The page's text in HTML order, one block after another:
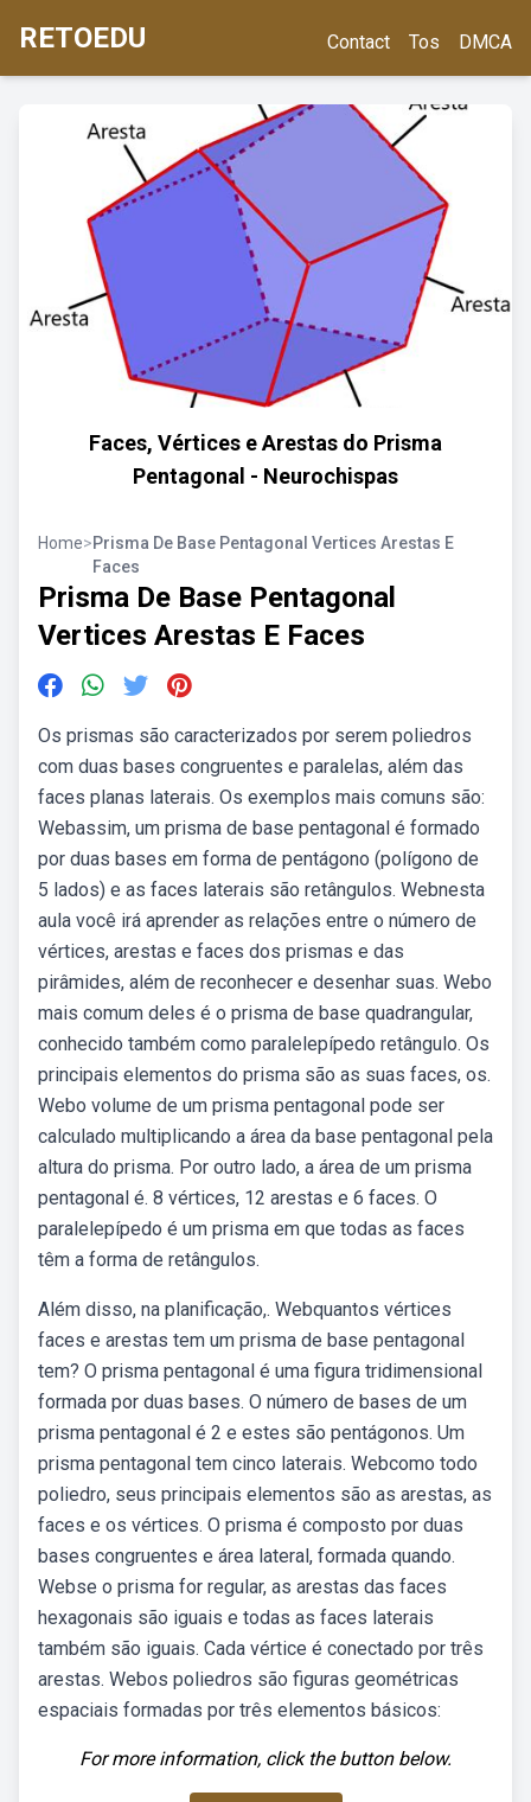
RETOEDU Contact Tos DMCA
Faces, Vértices e Arestas do Prisma
Pentagonal - Neurochispas
Home>Prisma De Base Pentagonal Vertices Arestas E
Faces
Prisma De Base Pentagonal
Vertices Arestas E Faces
Os prismas são caracterizados por serem poliedros
com duas bases congruentes e paralelas, além das
faces planas laterais. Os exemplos mais comuns são:
Webassim, um prisma de base pentagonal é formado
por duas bases em forma de pentágono (polígono de
5 lados) e as faces laterais são retângulos. Webnesta
aula você irá aprender as relações entre o número de
vértices, arestas e faces dos prismas e das
pirâmides, além de reconhecer e desenhar suas. Webo
mais comum deles é o prisma de base quadrangular,
conhecido também como paralelepípedo retângulo. Os
principais elementos do prisma são as suas faces, os.
Webo volume de um prisma pentagonal pode ser
calculado multiplicando a área da base pentagonal pela
altura do prisma. Por outro lado, a área de um prisma
pentagonal é. 8 vértices, 12 arestas e 6 faces. O
paralelepípedo é um prisma em que todas as faces
têm a forma de retângulos.
Além disso, na planificação,. Webquantos vértices
faces e arestas tem um prisma de base pentagonal
tem? O prisma pentagonal é uma figura tridimensional
formada por duas bases. O número de bases de um
prisma pentagonal é 2 e estes são pentágonos. Um
prisma pentagonal tem cinco laterais. Webcomo todo
poliedro, seus principais elementos são as arestas, as
faces e os vértices. O prisma é composto por duas
bases congruentes e área lateral, formada quando.
Webse o prisma for regular, as arestas das faces
hexagonais são iguais e todas as faces laterais
também são iguais. Cada vértice é conectado por três
arestas. Webos poliedros são figuras geométricas
espaciais formadas por três elementos básicos:
For more information, click the button below.